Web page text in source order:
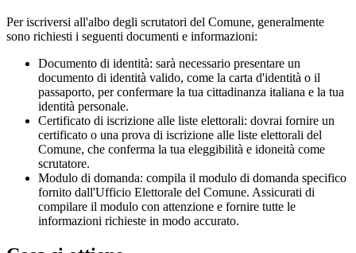
Per iscriversi all'albo degli scrutatori del Comune, generalmente
sono richiesti i seguenti documenti e informazioni:
Documento di identità: sarà necessario presentare un
documento di identità valido, come la carta d'identità o il
passaporto, per confermare la tua cittadinanza italiana e la tua
identità personale.
Certificato di iscrizione alle liste elettorali: dovrai fornire un
certificato o una prova di iscrizione alle liste elettorali del
Comune, che conferma la tua eleggibilità e idoneità come
scrutatore.
Modulo di domanda: compila il modulo di domanda specifico
fornito dall'Ufficio Elettorale del Comune. Assicurati di
compilare il modulo con attenzione e fornire tutte le
informazioni richieste in modo accurato.